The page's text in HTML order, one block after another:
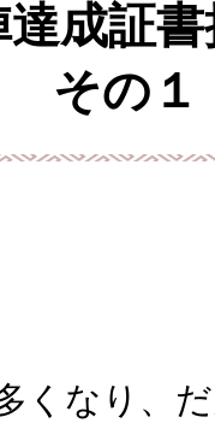
成証
その１
くなり、